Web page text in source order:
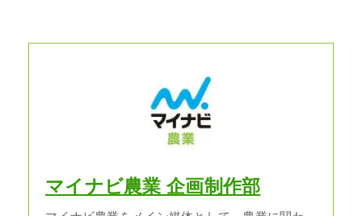
マイナビ農業 企画制作部